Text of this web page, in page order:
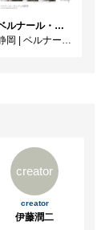
ベルナール・ビュフェと写真 ーカメラがとらえたビュフェとその時代、そして21 世紀へ
岡 | ベルナール・ビュフェ美術館
creator
creator
伊藤潤二